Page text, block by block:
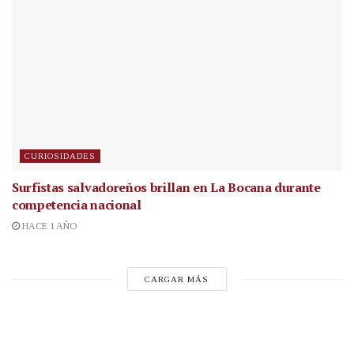
CURIOSIDADES
Surfistas salvadoreños brillan en La Bocana durante
competencia nacional
HACE 1 AÑO
CARGAR MÁS